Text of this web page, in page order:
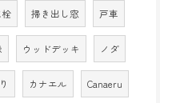
掃き出し窓 戸車
ウッドデッキ ノダ
カナエル Canaeru